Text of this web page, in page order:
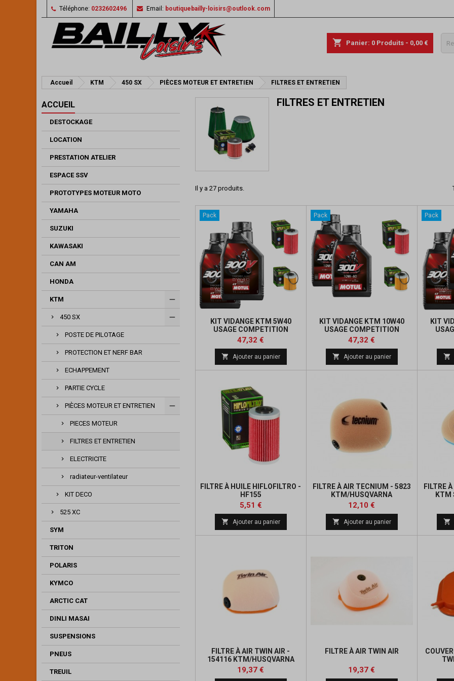
Téléphone: 0232602496 Email: boutiquebailly-loisirs@outlook.com
shopping_cart Panier: 0 Produits - 0,00 €
Accueil KTM 450 SX PIÈCES MOTEUR ET ENTRETIEN FILTRES ET ENTRETIEN
ACCUEIL
DESTOCKAGE
LOCATION
PRESTATION ATELIER
ESPACE SSV
PROTOTYPES MOTEUR MOTO
YAMAHA
SUZUKI
KAWASAKI
CAN AM
HONDA
KTM
450 SX
POSTE DE PILOTAGE
PROTECTION ET NERF BAR
ECHAPPEMENT
PARTIE CYCLE
PIÈCES MOTEUR ET ENTRETIEN
PIECES MOTEUR
FILTRES ET ENTRETIEN
ELECTRICITE
radiateur-ventilateur
KIT DECO
525 XC
SYM
TRITON
POLARIS
KYMCO
ARCTIC CAT
DINLI MASAI
SUSPENSIONS
PNEUS
TREUIL
FILTRES ET ENTRETIEN
Il y a 27 produits.
Pack
KIT VIDANGE KTM 5W40
USAGE COMPETITION
Prix
47,32 €
base
 Ajouter au panier
Pack
KIT VIDANGE KTM 10W40
USAGE COMPETITION
Prix
47,32 €
base
 Ajouter au panier
Pack
KIT

FILTRE À HUILE HIFLOFILTRO -
HF155
Prix
5,51 €Prix
base
 Ajouter au panier
FILTRE À AIR TECNIUM - 5823
KTM/HUSQVARNA
Prix
12,10 €
base
 Ajouter au panier
FILTRE
KTM

FILTRE À AIR TWIN AIR -
154116 KTM/HUSQVARNA
Prix
19,37 €
FILTRE À AIR TWIN AIR
Prix
19,37 €